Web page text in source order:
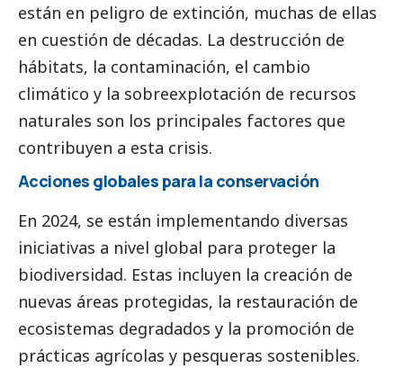
están en peligro de extinción, muchas de ellas
en cuestión de décadas. La destrucción de
hábitats, la contaminación, el cambio
climático y la sobreexplotación de recursos
naturales son los principales factores que
contribuyen a esta crisis.
Acciones globales para la conservación
En 2024, se están implementando diversas
iniciativas a nivel global para proteger la
biodiversidad. Estas incluyen la creación de
nuevas áreas protegidas, la restauración de
ecosistemas degradados y la promoción de
prácticas agrícolas y pesqueras sostenibles.